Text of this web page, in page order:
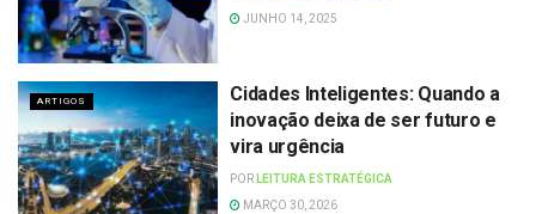
JUNHO 14, 2025
ARTIGOS
Cidades Inteligentes: Quando a
inovação deixa de ser futuro e
vira urgência
POR LEITURA ESTRATÉGICA
MARÇO 30, 2026